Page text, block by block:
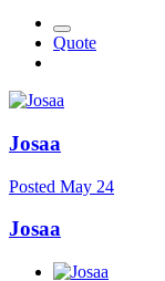
Quote
Josaa
Posted May 24
Josaa